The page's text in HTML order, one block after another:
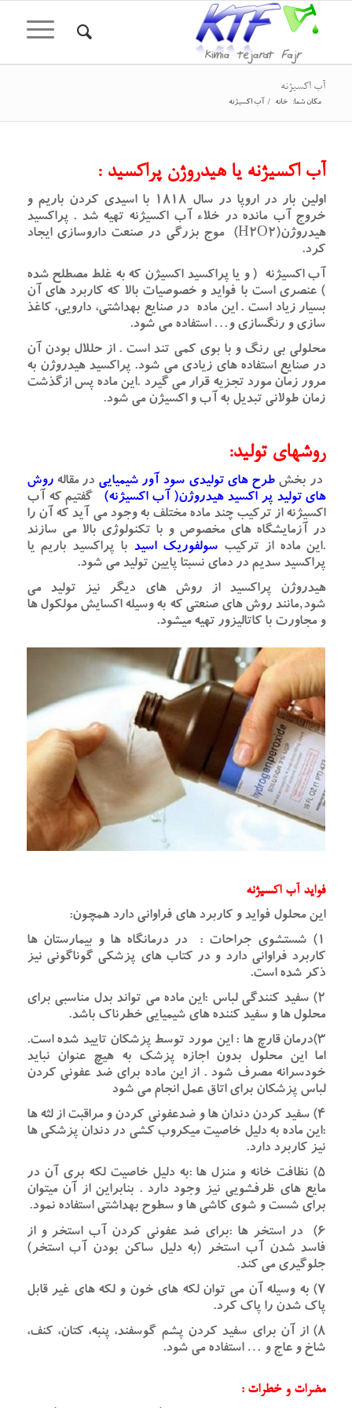
آب اکسیژنه
مکان شما: خانه / آب اکسیژنه
آب اکسیژنه یا هیدروژن پراکسید :
اولین بار در اروپا در سال ۱۸۱۸ با اسیدی کردن باریم و
خروج آب مانده در خلاء آب اکسیژنه تهیه شد . پراکسید
هیدروژن(H2O2) موج بزرگی در صنعت داروسازی ایجاد
کرد.
آب اکسیژنه ( و یا پراکسید اکسیژن که به غلط مصطلح شده
) عنصری است با فواید و خصوصیات بالا که کاربرد های آن
بسیار زیاد است . این ماده در صنایع بهداشتی، دارویی، کاغذ
سازی و رنگسازی و… استفاده می شود.
محلولی بی رنگ و با بوی کمی تند است . از حللال بودن آن
در صنایع استفاده های زیادی می شود. پراکسید هیدروژن به
مرور زمان مورد تجزیه قرار می گیرد .این ماده پس ازگذشت
زمان طولانی تبدیل به آب و اکسیژن می شود.
روشهای تولید:
در بخشطرح های تولیدی سود آور شیمیایی در مقاله روش
های تولید پر اکسید هیدروژن( آب اکسیژنه)
گفتیم که آب
اکسیژنه از ترکیب چند ماده مختلف به وجود می آید که آن را
در آزمایشگاه های مخصوص و با تکنولوژی بالا می سازند
.این ماده از ترکیبسولفوریک اسید با پراکسید باریم یا
پراکسید سدیم در دمای نسبتا پایین تولید می شود.
هیدروژن پراکسید از روش های دیگر نیز تولید می
شود‚مانند روش های صنعتی که به وسیلهاکسایش مولکول ها
و مجاورت با کاتالیزور تهیه میشود.
فواید آب اکسیژنه
این محلول فواید و کاربرد های فراوانی دارد همچون:
۱) شستشوی جراحات : در درمانگاه ها و بیمارستان ها
کاربرد فراوانی دارد و در کتاب های پزشکی گوناگونی نیز
ذکر شده است.
۲) سفید کنندگی لباس :این ماده می تواند بدل مناسبی برای
محلول ها و سفید کننده های شیمیایی خطرناک باشد.
۳)درمان قارچ ها
: این مورد توسط پزشکان تایید شده است.
اما این محلول بدون اجازه پزشک به هیچ عنوان نباید
خودسرانه مصرف شود . از این ماده برای ضد عفونی کردن
لباس پزشکان برای اتاق عمل انجام می شود
۴) سفید کردن دندان ها و ضدعفونی کردن و مراقبت از لثه ها
:این ماده به دلیل خاصیت میکروب کشی در دندان پزشکی ها
نیز کاربرد دارد.
۵) نظافت خانه و منزل ها :به دلیل خاصیت لکه بری آن در
مایع های ظرفشویی نیز وجود دارد . بنابراین از آن میتوان
برای شست و شوی کاشی ها و سطوح بهداشتی استفاده نمود.
۶) در استخر ها :برای ضد عفونی کردن آب استخر و از
فاسد شدن آب استخر (به دلیل ساکن بودن آب استخر)
جلوگیری می کند.
۷) به وسیله آن می توان لکه های خون و لکه های غیر قابل
پاک شدن را پاک کرد.
۸) از آن برای سفید کردن پشم گوسفند، پنبه، کتان، کنف،
شاخ و عاج و … استفاده می شود.
مضرات و خطرات :